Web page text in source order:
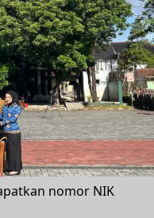
nomor NIK